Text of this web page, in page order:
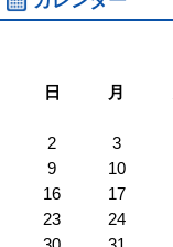
日
月
2
3
9
10
16
17
23
24